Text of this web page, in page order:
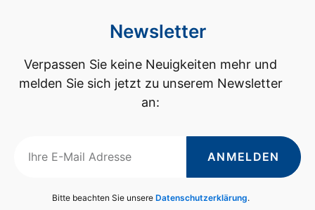
Newsletter
Verpassen Sie keine Neuigkeiten mehr und
melden Sie sich jetzt zu unserem Newsletter
an:
ANMELDEN
Bitte beachten Sie unsere Datenschutzerklärung.